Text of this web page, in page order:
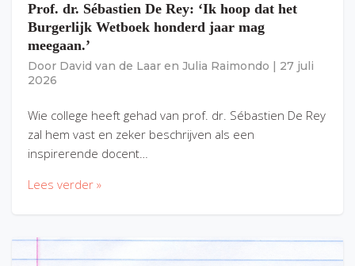
Prof. dr. Sébastien De Rey: ‘Ik hoop dat het
Burgerlijk Wetboek honderd jaar mag
meegaan.’
Door David van de Laar en Julia Raimondo
27 juli
2026
Wie college heeft gehad van prof. dr. Sébastien De Rey
zal hem vast en zeker beschrijven als een
inspirerende docent…
Lees verder »